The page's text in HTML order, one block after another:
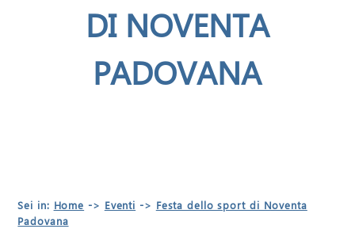
DI NOVENTA
PADOVANA
Sei in: Home -> Eventi -> Festa dello sport di Noventa
Padovana